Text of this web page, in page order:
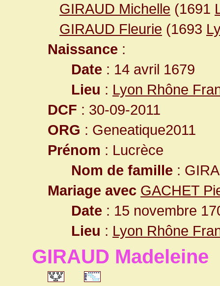
GIRAUD Michelle (1691
GIRAUD Fleurie (1693
Naissance :
Date : 14 avril 1679
Lieu : Lyon Rhône
DCF : 30-09-2011
ORG : Geneatique2011
Prénom : Lucrèce
Nom de famille :
Mariage avec GACHET
Date : 15 novembre
Lieu : Lyon Rhône
GIRAUD Madeleine